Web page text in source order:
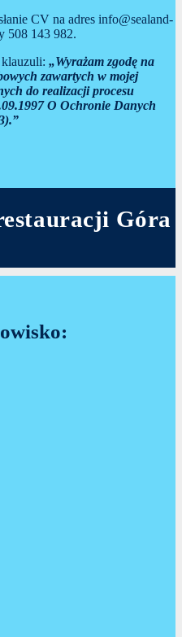
CV na adres info@sealand-
508 143 982.
klauzuli: „Wyrażam zgodę na
zawartych w mojej
do realizacji procesu
O Ochronie Danych
Góra